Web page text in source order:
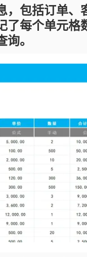
，包括订单、
了每个单元格
。